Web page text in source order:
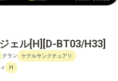
ェル[H][D-BT03/H33]
クラン ケテルサンクチュアリ
H